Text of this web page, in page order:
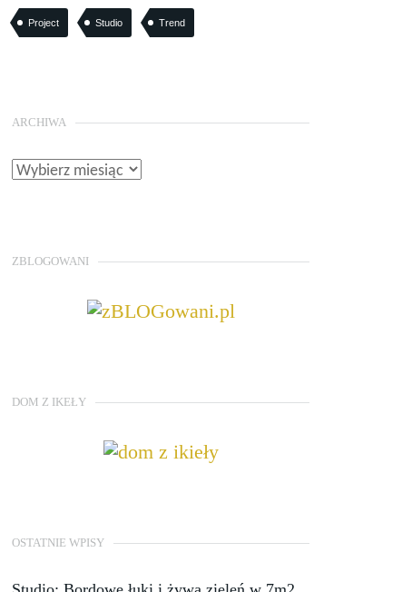
Project Studio Trend
ARCHIWA
ZBLOGOWANI
DOM Z IKEŁY
OSTATNIE WPISY